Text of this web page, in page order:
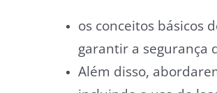
os conceitos básicos
garantir a segurança
Além disso,